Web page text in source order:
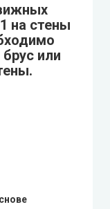
на стены
или